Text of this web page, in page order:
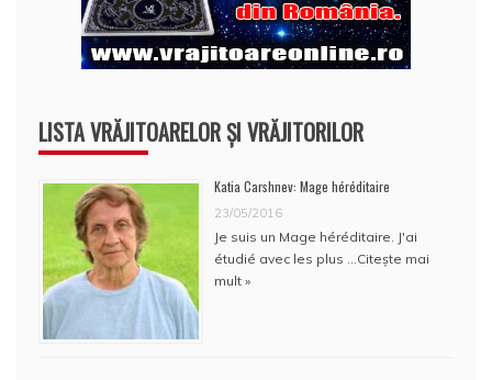
LISTA VRĂJITOARELOR ȘI VRĂJITORILOR
Katia Carshnev: Mage héréditaire
23/05/2016
Je suis un Mage héréditaire. J'ai
étudié avec les plus …Citește mai
mult »